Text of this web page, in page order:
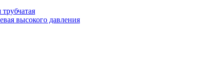
высокого давления